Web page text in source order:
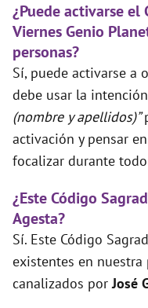
¿Puede activarse el
Viernes Genio
personas?
Sí, puede activarse a
debe usar la
(nombre y apellidos)”
activación y pensar
focalizar durante
¿Este Código
Agesta?
Sí. Este Código
existentes en
canalizados porJosé